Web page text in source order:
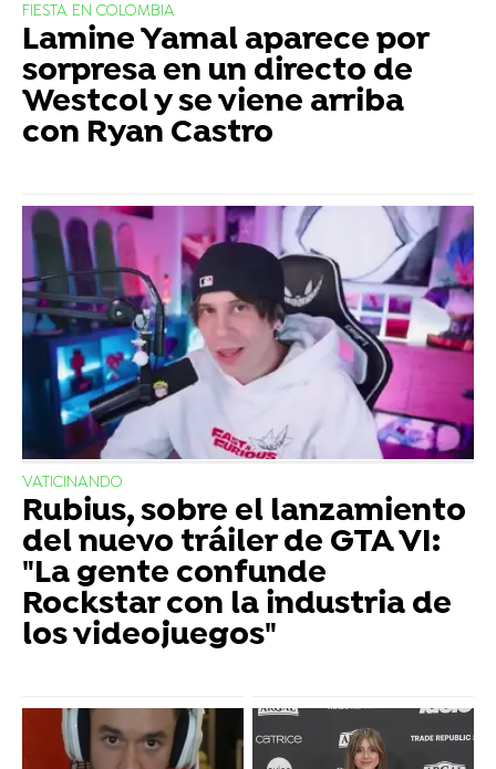
FIESTA EN COLOMBIA
Lamine Yamal aparece por
sorpresa en un directo de
Westcol y se viene arriba
con Ryan Castro
VATICINANDO
Rubius, sobre el lanzamiento
del nuevo tráiler de GTA VI:
"La gente confunde
Rockstar con la industria de
los videojuegos"